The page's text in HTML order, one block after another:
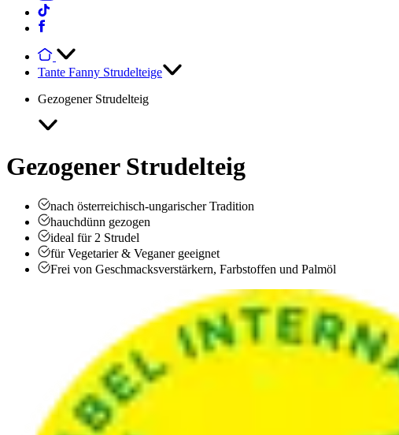
Tante Fanny Strudelteige
Gezogener Strudelteig
Gezogener Strudelteig
nach österreichisch-ungarischer Tradition
hauchdünn gezogen
ideal für 2 Strudel
für Vegetarier & Veganer geeignet
Frei von Geschmacksverstärkern, Farbstoffen und Palmöl